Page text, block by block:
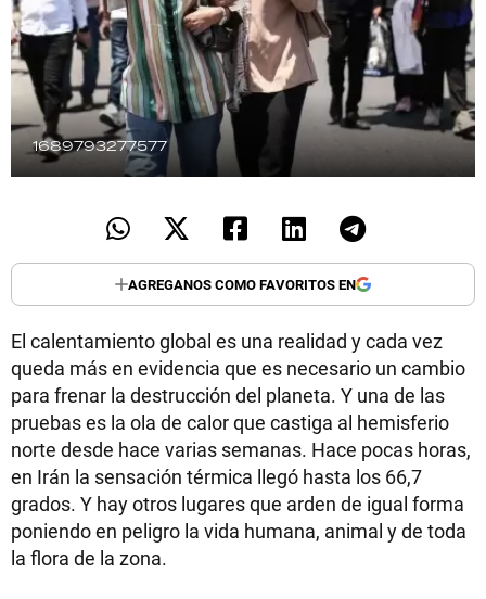
1689793277577
AGREGANOS COMO FAVORITOS EN
El calentamiento global es una realidad y cada vez
queda más en evidencia que es necesario un cambio
para frenar la destrucción del planeta. Y una de las
pruebas es la ola de calor que castiga al hemisferio
norte desde hace varias semanas. Hace pocas horas,
en Irán la sensación térmica llegó hasta los 66,7
grados. Y hay otros lugares que arden de igual forma
poniendo en peligro la vida humana, animal y de toda
la flora de la zona.
PALABRAS
HORÓSCOPO
Seguinos